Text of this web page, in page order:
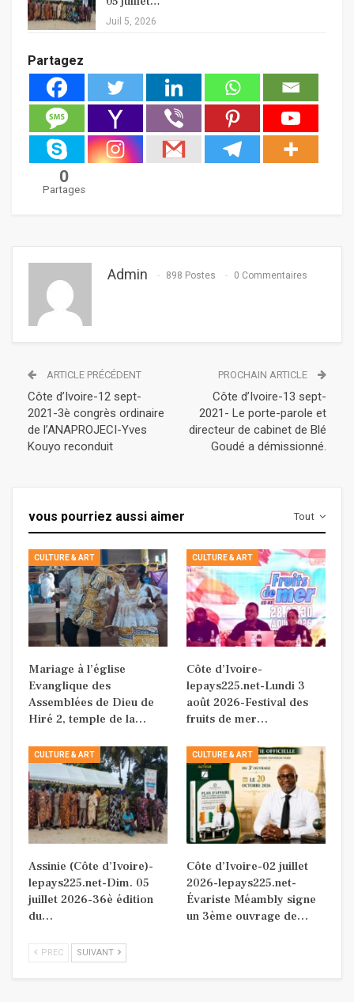
Juil 5, 2026
Partagez
0
Partages
Admin 898 Postes 0 Commentaires
ARTICLE PRÉCÉDENT
Côte d’Ivoire-12 sept-
2021-3è congrès ordinaire
de l’ANAPROJECI-Yves
Kouyo reconduit
PROCHAIN ARTICLE
Côte d’Ivoire-13 sept-
2021- Le porte-parole et
directeur de cabinet de Blé
Goudé a démissionné.
Tout
vous pourriez aussi aimer
CULTURE & ART
Mariage à l’église
Evanglique des
Assemblées de Dieu de
Hiré 2, temple de la…
CULTURE & ART
Côte d’Ivoire-
lepays225.net-Lundi 3
août 2026-Festival des
fruits de mer…
CULTURE & ART
Assinie (Côte d’Ivoire)-
lepays225.net-Dim. 05
juillet 2026-36è édition
du…
CULTURE & ART
Côte d’Ivoire-02 juillet
2026-lepays225.net-
Évariste Méambly signe
un 3ème ouvrage de…
PREC SUIVANT